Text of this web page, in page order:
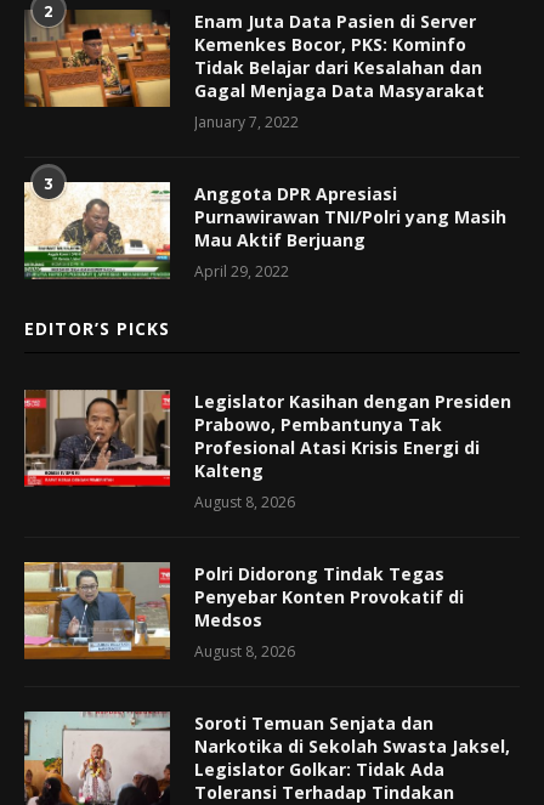
2
Enam Juta Data Pasien di Server
Kemenkes Bocor, PKS: Kominfo
Tidak Belajar dari Kesalahan dan
Gagal Menjaga Data Masyarakat
January 7, 2022
3
Anggota DPR Apresiasi
Purnawirawan TNI/Polri yang Masih
Mau Aktif Berjuang
April 29, 2022
EDITOR’S PICKS
Legislator Kasihan dengan Presiden
Prabowo, Pembantunya Tak
Profesional Atasi Krisis Energi di
Kalteng
August 8, 2026
Polri Didorong Tindak Tegas
Penyebar Konten Provokatif di
Medsos
August 8, 2026
Soroti Temuan Senjata dan
Narkotika di Sekolah Swasta Jaksel,
Legislator Golkar: Tidak Ada
Toleransi Terhadap Tindakan